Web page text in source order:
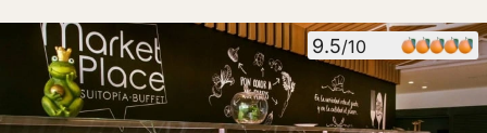
9.5/10